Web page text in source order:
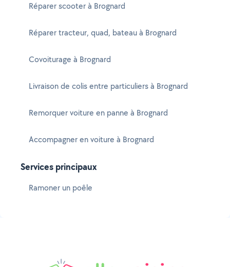
Réparer scooter à Brognard
Réparer tracteur, quad, bateau à Brognard
Covoiturage à Brognard
Livraison de colis entre particuliers à Brognard
Remorquer voiture en panne à Brognard
Accompagner en voiture à Brognard
Services principaux
Ramoner un poêle